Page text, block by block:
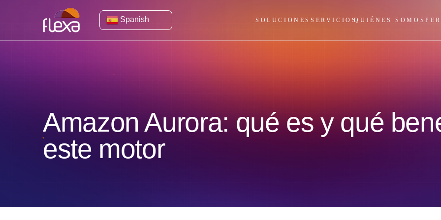
Spanish SOLUCIONES SERVICIOSQUIÉNES SOMOS
Amazon Aurora: qué es y qué
este motor